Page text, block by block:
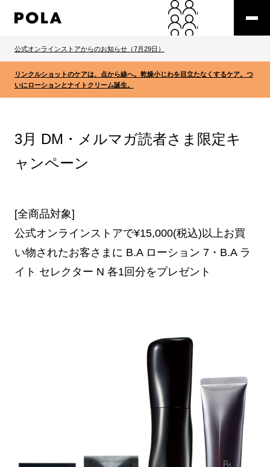
公式オンラインストアからのお知らせ（7月29日）
リンクルショットのケアは、点から線へ。乾燥小じわを目立たなくするケア。つ
いにローションとナイトクリーム誕生。
3月 DM・メルマガ読者さま限定キ
ャンペーン
[全商品対象]
公式オンラインストアで¥15,000(税込)以上お買
い物されたお客さまに B.A ローション 7・B.A ラ
イト セレクター N 各1回分をプレゼント